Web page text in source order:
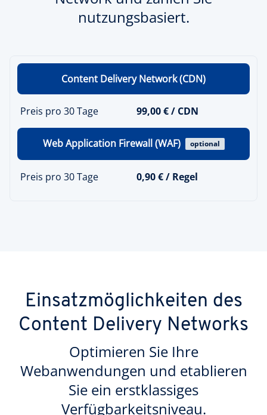
nutzungsbasiert.
Content Delivery Network (CDN)
Preis pro 30 Tage 99,00 € / CDN
Web Application Firewall (WAF) optional
Preis pro 30 Tage 0,90 € / Regel
Einsatzmöglichkeiten des
Content Delivery Networks
Optimieren Sie Ihre
Webanwendungen und etablieren
Sie ein erstklassiges
Verfügbarkeitsniveau.